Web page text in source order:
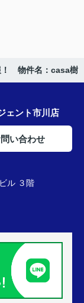
！ 物件名：casa樹
ェント市川店
い合わせ
ル ３階